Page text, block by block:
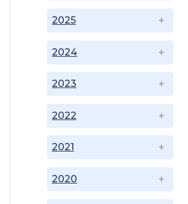
2020
2021
2022
2023
2024
2025